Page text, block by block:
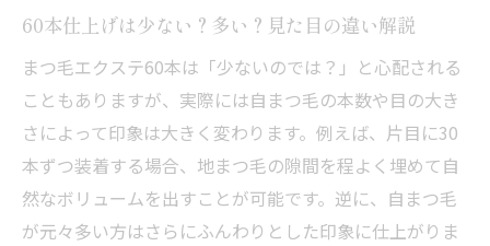
60本仕上げは少ない？多い？見た目の違い解説
まつ毛エクステ60本は「少ないのでは？」と心配される
こともありますが、実際には自まつ毛の本数や目の大き
さによって印象は大きく変わります。例えば、片目に30
本ずつ装着する場合、地まつ毛の隙間を程よく埋めて自
然なボリュームを出すことが可能です。逆に、自まつ毛
が元々多い方はさらにふんわりとした印象に仕上がりま